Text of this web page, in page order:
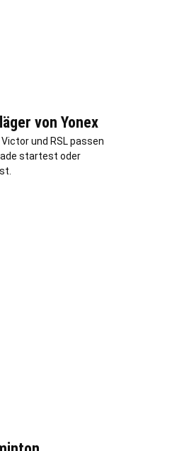
von Yonex
und RSL passen
startest oder